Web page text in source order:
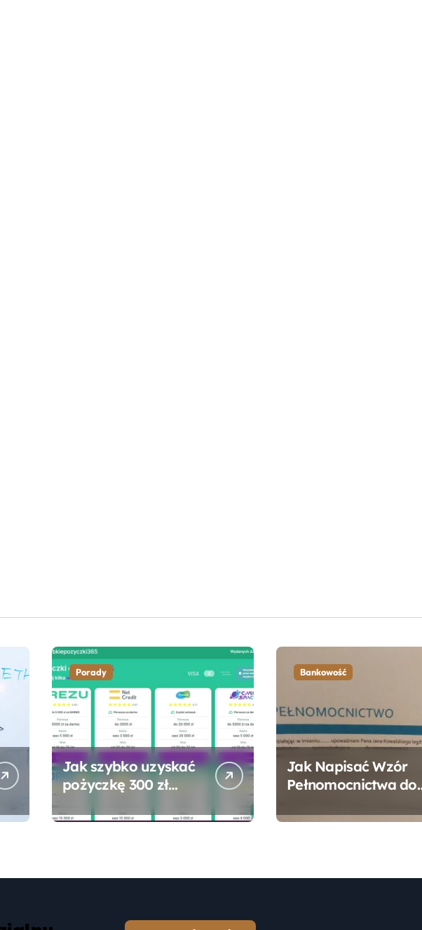
Porady
Jak szybko uzyskać
pożyczkę 300 zł
formalności?
Bankowość
Jak Napisać Wzór
Pełnomocnictwa do
Praktyczny